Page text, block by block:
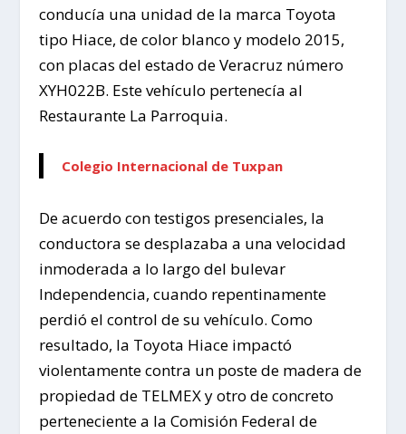
conducía una unidad de la marca Toyota
tipo Hiace, de color blanco y modelo 2015,
con placas del estado de Veracruz número
XYH022B. Este vehículo pertenecía al
Restaurante La Parroquia.
Colegio Internacional de Tuxpan
De acuerdo con testigos presenciales, la
conductora se desplazaba a una velocidad
inmoderada a lo largo del bulevar
Independencia, cuando repentinamente
perdió el control de su vehículo. Como
resultado, la Toyota Hiace impactó
violentamente contra un poste de madera de
propiedad de TELMEX y otro de concreto
perteneciente a la Comisión Federal de